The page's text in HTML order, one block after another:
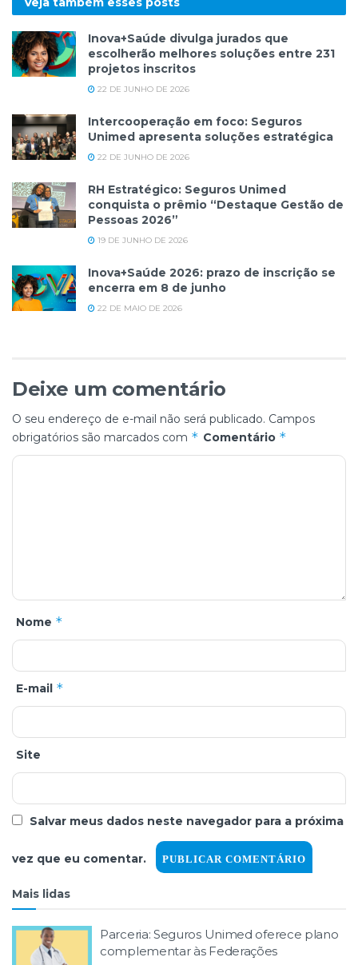
Inova+Saúde divulga jurados que
escolherão melhores soluções entre 231
projetos inscritos
22 DE JUNHO DE 2026
Intercooperação em foco: Seguros
Unimed apresenta soluções estratégica
22 DE JUNHO DE 2026
RH Estratégico: Seguros Unimed
conquista o prêmio “Destaque Gestão de
Pessoas 2026”
19 DE JUNHO DE 2026
Inova+Saúde 2026: prazo de inscrição se
encerra em 8 de junho
22 DE MAIO DE 2026
Deixe um comentário
O seu endereço de e-mail não será publicado. Campos
obrigatórios são marcados com * Comentário *
Nome *
E-mail *
Site
Salvar meus dados neste navegador para a próxima
vez que eu comentar.
Mais lidas
Parceria: Seguros Unimed oferece plano
complementar às Federações